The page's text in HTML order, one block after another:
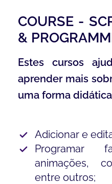
COURSE -
&
Estes cursos
aprender mais
uma forma
Adicionar e
Programar
animações,
entre outros;